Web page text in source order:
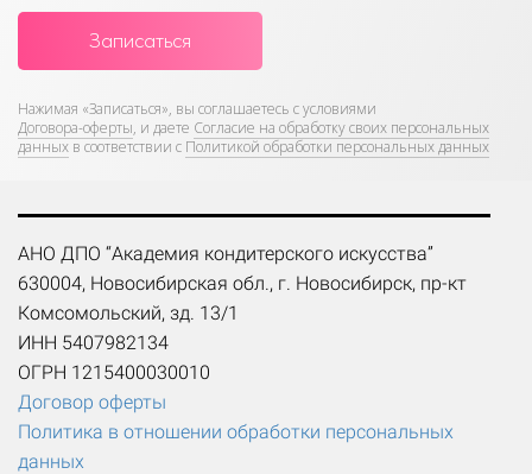
Записаться
Нажимая «Записаться», вы соглашаетесь с условиями
Договора-оферты, и даете Согласие на обработку своих персональных
данных в соответствии с Политикой обработки персональных данных
АНО ДПО “Академия кондитерского искусства”
630004, Новосибирская обл., г. Новосибирск, пр-кт
Комсомольский, зд. 13/1
ИНН 5407982134
ОГРН 1215400030010
Договор оферты
Политика в отношении обработки персональных
данных